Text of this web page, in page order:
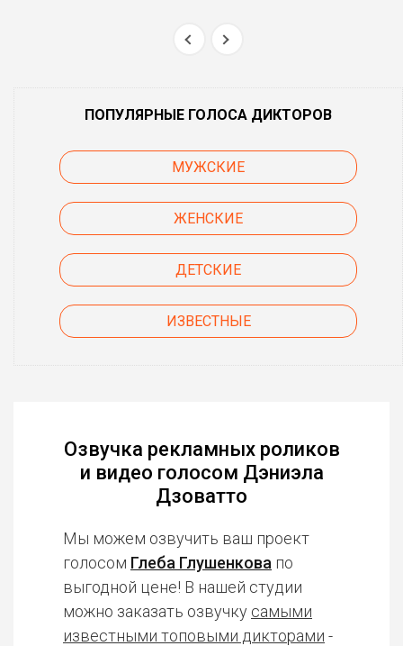
ПОПУЛЯРНЫЕ ГОЛОСА ДИКТОРОВ
МУЖСКИЕ
ЖЕНСКИЕ
ДЕТСКИЕ
ИЗВЕСТНЫЕ
Озвучка рекламных роликов
и видео голосом Дэниэла
Дзоватто
Мы можем озвучить ваш проект
голосом Глеба Глушенкова по
выгодной цене! В нашей студии
можно заказать озвучку самыми
известными топовыми дикторами -